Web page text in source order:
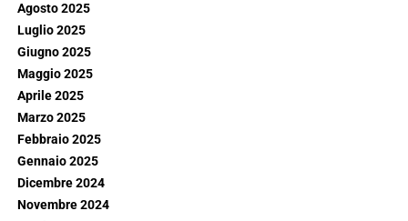
Agosto 2025
Luglio 2025
Giugno 2025
Maggio 2025
Aprile 2025
Marzo 2025
Febbraio 2025
Gennaio 2025
Dicembre 2024
Novembre 2024